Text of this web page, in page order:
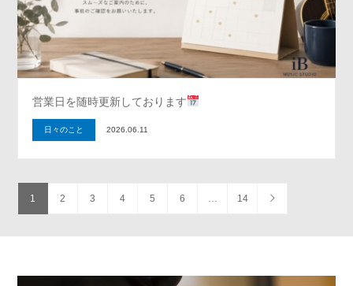
営業日を随時更新しております
日々のこと 2026.06.11
1 2 3 4 5 6 14